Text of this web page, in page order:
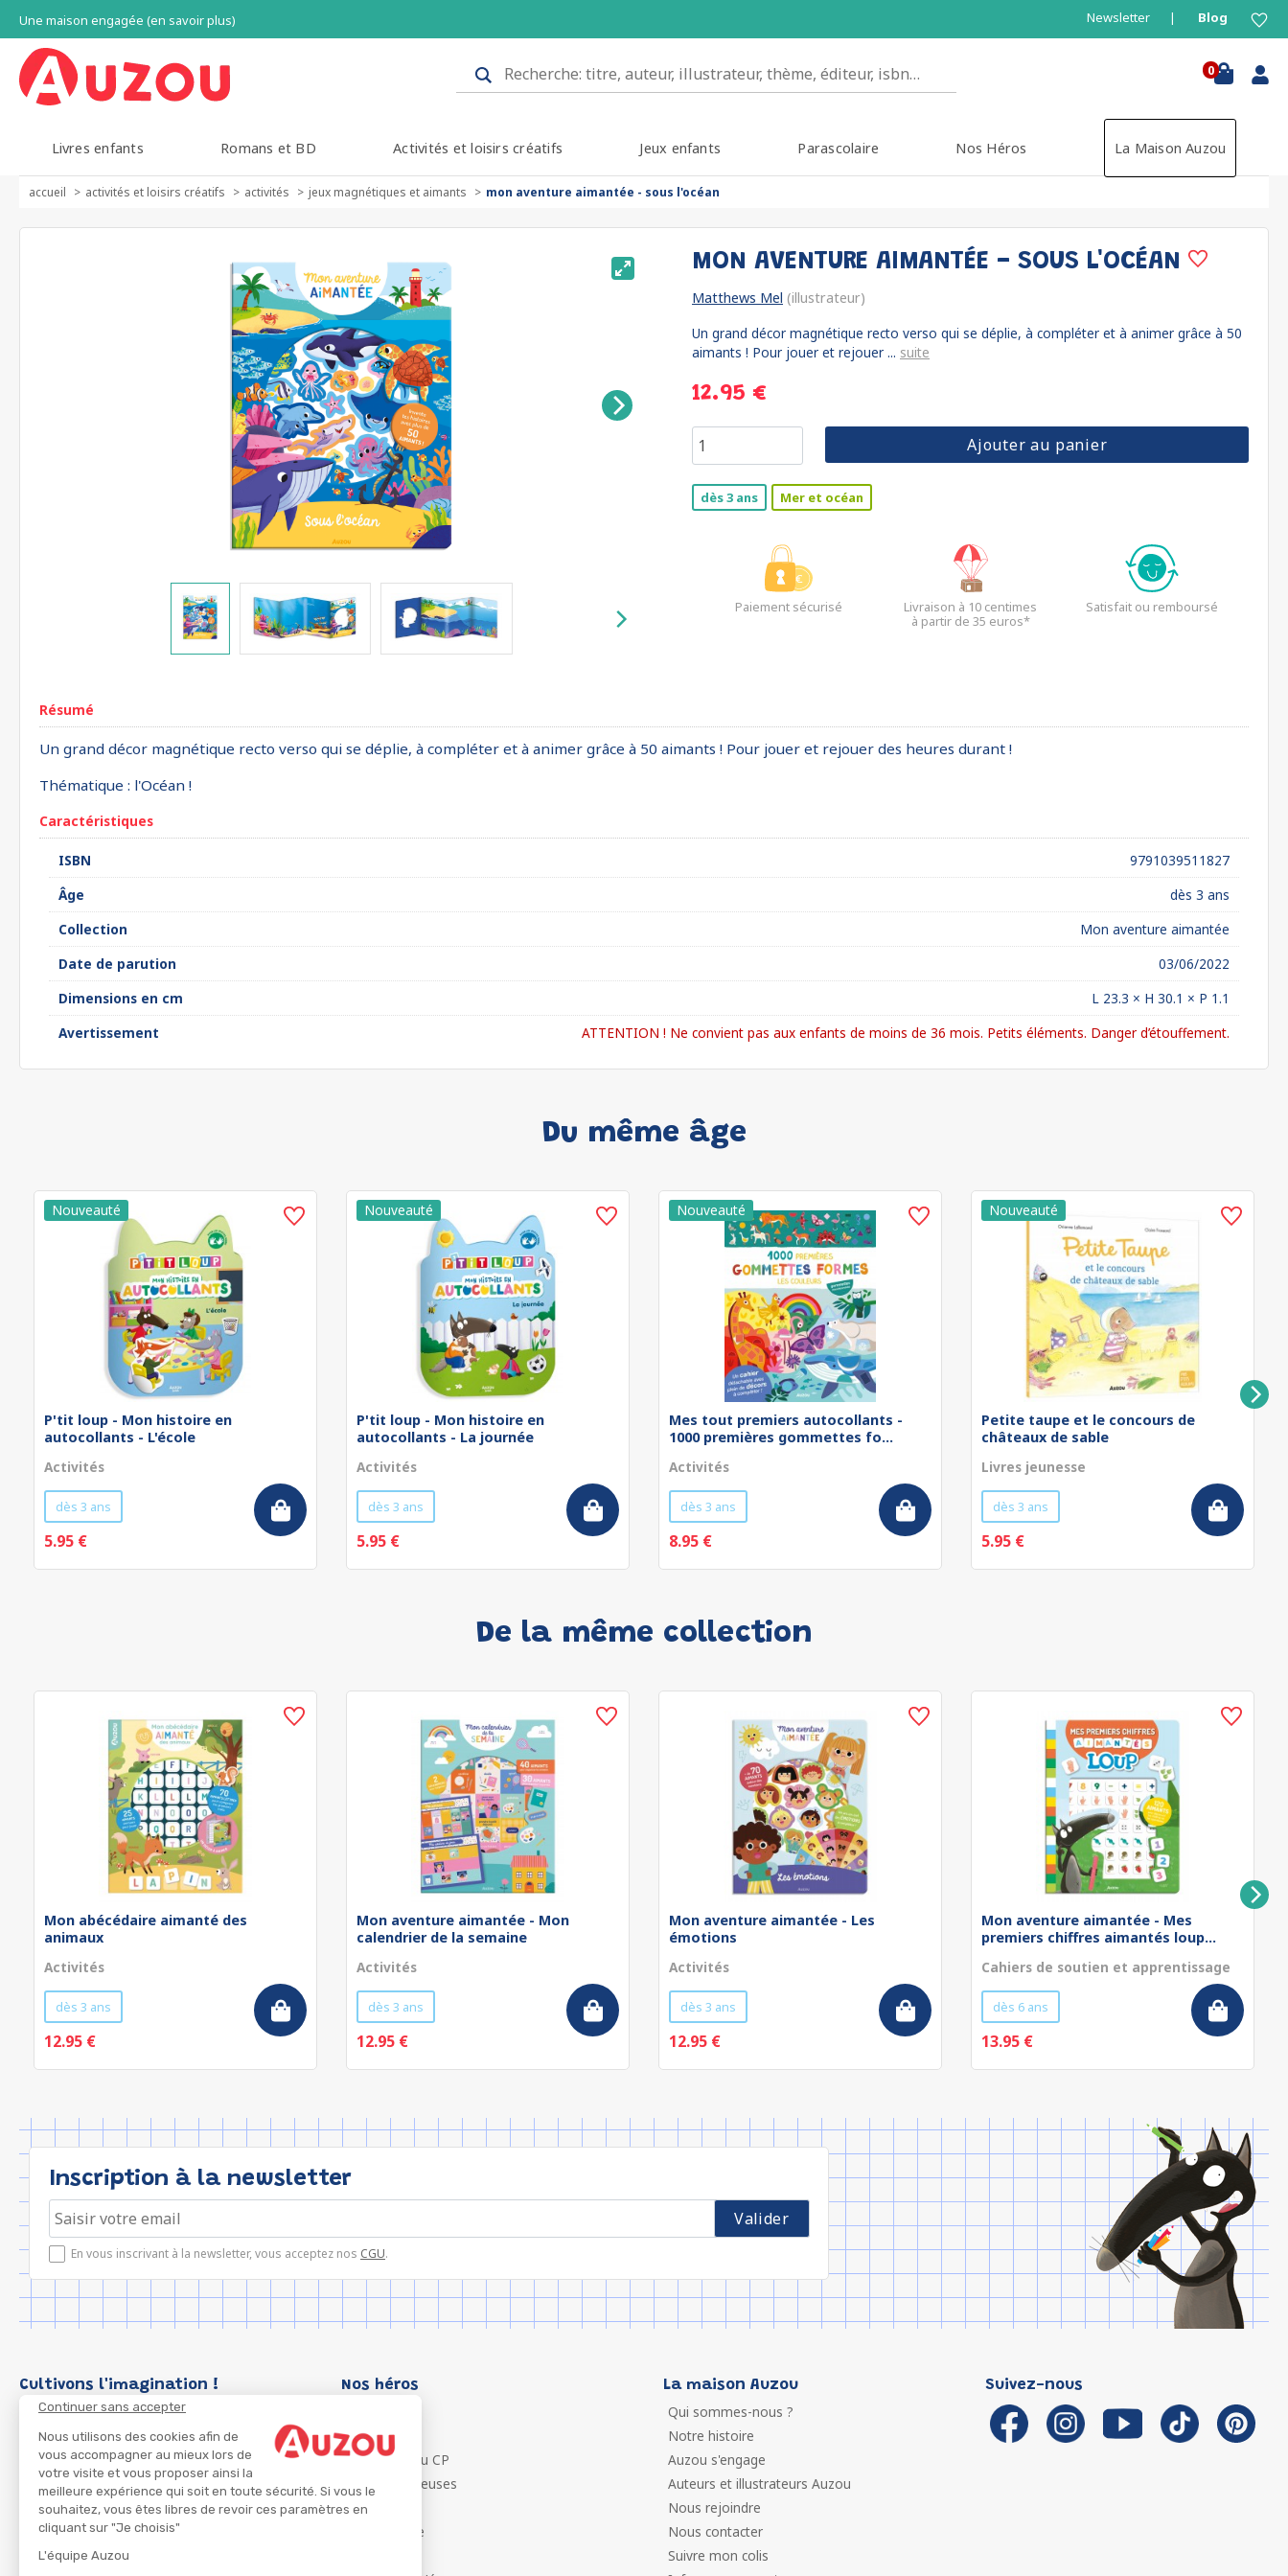
Continuer sans accepter
Nous utilisons des cookies afin de
vous accompagner au mieux lors de
votre visite et vous proposer ainsi la
meilleure expérience qui soit en toute sécurité. Si vous le
souhaitez, vous êtes libres de revoir ces paramètres en
cliquant sur "Je choisis"
L'équipe Auzou
Une maison engagée (en savoir plus) Newsletter Blog
0
Livres enfants Romans et BD Activités et loisirs créatifs Jeux enfants Parascolaire Nos Héros La Maison Auzou
accueil activités et loisirs créatifs activités jeux magnétiques et aimants mon aventure aimantée - sous l'océan
MON AVENTURE AIMANTÉE - SOUS L'OCÉAN
Matthews Mel (illustrateur)
Un grand décor magnétique recto verso qui se déplie, à compléter et à animer grâce à 50
aimants ! Pour jouer et rejouer ... suite
12.95 €
Ajouter au panier
dès 3 ans Mer et océan
Paiement sécurisé
Livraison à 10 centimes
à partir de 35 euros*
Satisfait ou remboursé
Résumé
Un grand décor magnétique recto verso qui se déplie, à compléter et à animer grâce à 50 aimants ! Pour jouer et rejouer des heures durant !
Thématique : l'Océan !
Caractéristiques
ISBN
9791039511827
Âge
dès 3 ans
Collection
Mon aventure aimantée
Date de parution
03/06/2022
Dimensions en cm
L 23.3 × H 30.1 × P 1.1
Avertissement
ATTENTION ! Ne convient pas aux enfants de moins de 36 mois. Petits éléments. Danger d’étouffement.
Du même âge
P'tit loup - Mon histoire en
autocollants - L'école
Activités
dès 3 ans
5.95 €
P'tit loup - Mon histoire en
autocollants - La journée
Activités
dès 3 ans
5.95 €
Mes tout premiers autocollants -
1000 premières gommettes fo...
Activités
dès 3 ans
8.95 €
Petite taupe et le concours de
châteaux de sable
Livres jeunesse
dès 3 ans
5.95 €
De la même collection
Mon abécédaire aimanté des
animaux
Activités
dès 3 ans
12.95 €
Mon aventure aimantée - Mon
calendrier de la semaine
Activités
dès 3 ans
12.95 €
Mon aventure aimantée - Les
émotions
Activités
dès 3 ans
12.95 €
Mon aventure aimantée - Mes
premiers chiffres aimantés loup...
Cahiers de soutien et apprentissage
dès 6 ans
13.95 €
Inscription à la newsletter
En vous inscrivant à la newsletter, vous acceptez nos CGU.
Cultivons l'imagination ! Nos héros
P'tit Loup
Les Héros du CP
Les Influenceuses
Migali
Petite Taupe
La maison Auzou
Qui sommes-nous ?
Notre histoire
Auzou s'engage
Auteurs et illustrateurs Auzou
Nous rejoindre
Nous contacter
Suivre mon colis
Suivez-nous